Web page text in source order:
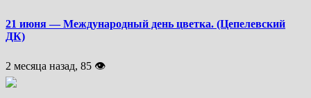
21 июня — Международный день цветка. (Цепелевский
ДК)
2 месяца назад, 85 👁